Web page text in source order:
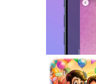
添加文字说明